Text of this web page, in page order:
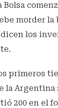
morder la
los
primeros
la Argentina
200 en el